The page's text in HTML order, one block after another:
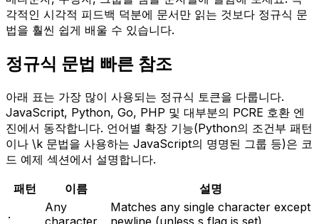
각적인 시각적 피드백 덕분에 문서만 읽는 것보다 정규식 문
법을 훨씬 쉽게 배울 수 있습니다.
정규식 문법 빠른 참조
아래 표는 가장 많이 사용되는 정규식 토큰을 다룹니다.
JavaScript, Python, Go, PHP 및 대부분의 PCRE 호환 엔
진에서 동작합니다. 언어별 확장 기능(Python의 조건부 패턴
이나 \k 문법을 사용하는 JavaScript의 명명된 그룹 등)은 코
드 예제 섹션에서 설명합니다.
패턴 이름
설명
.
Any
Matches any single character except